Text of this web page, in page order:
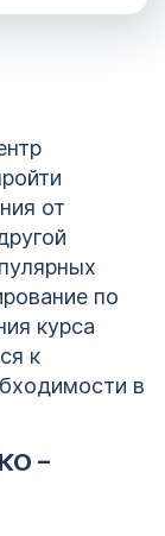
от
по
курса
к
в
–